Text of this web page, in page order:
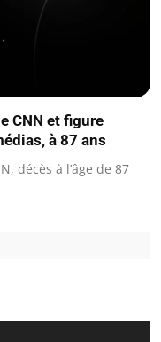
CNN et figure
à 87 ans
décès à l’âge de 87